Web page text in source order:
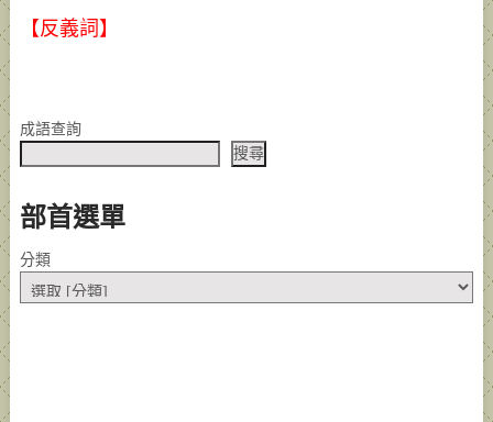
【反義詞】
成語查詢
搜尋
部首選單
分類